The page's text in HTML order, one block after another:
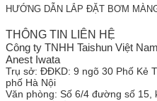
HƯỚNG DẪN LẮP ĐẶT BƠM
THÔNG TIN LIÊN HỆ
Công ty TNHH Taishun Việt
Anest Iwata
Trụ sở: ĐĐKD: 9 ngõ 30 Phố Kẻ
phố Hà Nội
Văn phòng: Số 6/4 đường số 15,